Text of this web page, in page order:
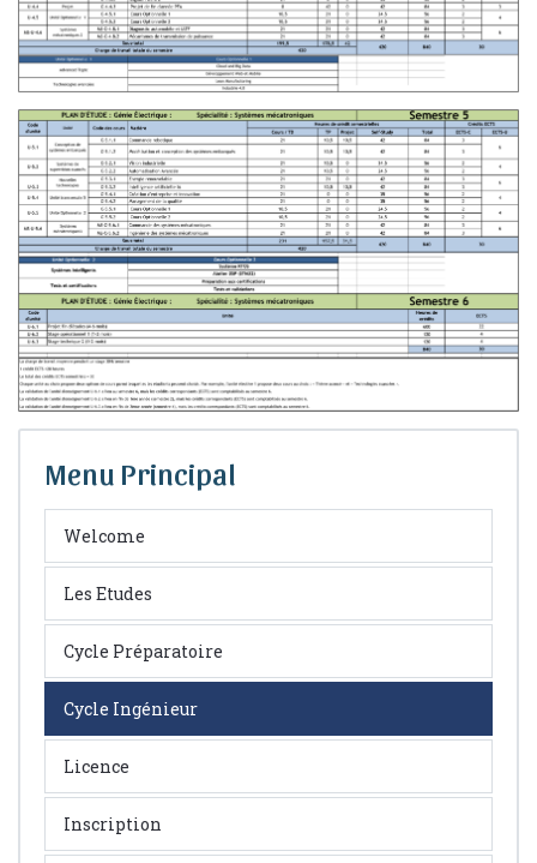
Menu Principal
Welcome
Les Etudes
Cycle Préparatoire
Cycle Ingénieur
Licence
Inscription